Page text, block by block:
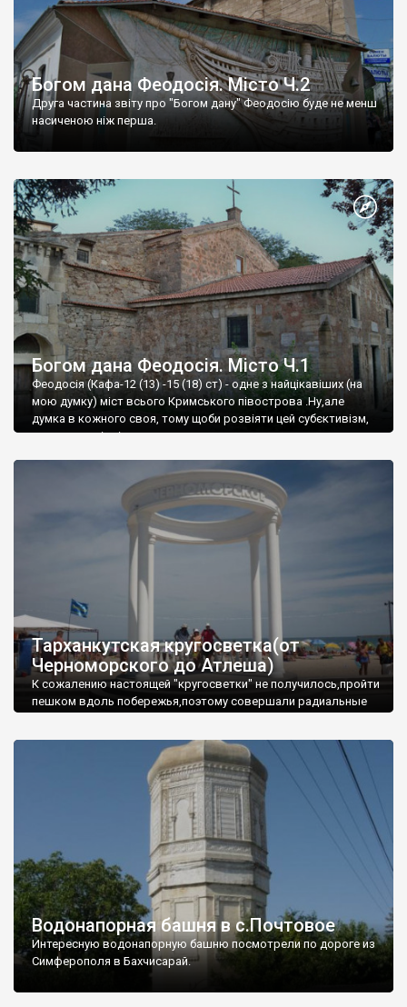
Богом дана Феодосія. Місто Ч.2
Друга частина звіту про "Богом дану" Феодосію буде не менш
насиченою ніж перша.
Богом дана Феодосія. Місто Ч.1
Феодосія (Кафа-12 (13) -15 (18) ст) - одне з найцікавіших (на
мою думку) міст всього Кримського півострова .Ну,але
думка в кожного своя, тому щоби розвіяти цей субєктивізм,
запрошую відвідати це
Тарханкутская кругосветка(от
Черноморского до Атлеша)
К сожалению настоящей "кругосветки" не получилось,пройти
пешком вдоль побережья,поэтому совершали радиальные
Водонапорная башня в с.Почтовое
Интересную водонапорную башню посмотрели по дороге из
Симферополя в Бахчисарай.